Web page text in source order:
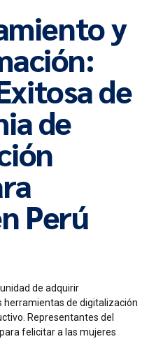
y
de
de
Perú
de adquirir
herramientas de digitalización
Representantes del
felicitar a las mujeres